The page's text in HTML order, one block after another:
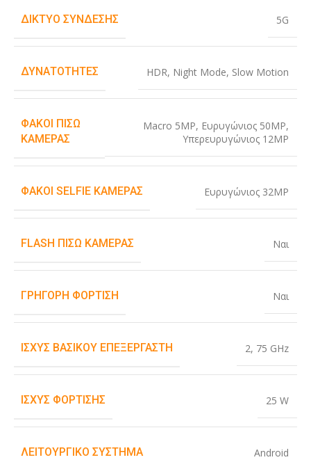
ΔΊΚΤΥΟ ΣΎΝΔΕΣΗΣ 5G
ΔΥΝΑΤΌΤΗΤΕΣ HDR, Night Mode, Slow Motion
ΦΑΚΟΊ ΠΊΣΩ
ΚΆΜΕΡΑΣ
Macro 5MP, Ευρυγώνιος 50MP,
Υπερευρυγώνιος 12MP
ΦΑΚΟΊ SELFIE ΚΆΜΕΡΑΣ Ευρυγώνιος 32MP
FLASH ΠΊΣΩ ΚΆΜΕΡΑΣ Ναι
ΓΡΉΓΟΡΗ ΦΌΡΤΙΣΗ Ναι
ΙΣΧΎΣ ΒΑΣΙΚΟΎ ΕΠΕΞΕΡΓΑΣΤΉ 2, 75 GHz
ΙΣΧΎΣ ΦΌΡΤΙΣΗΣ 25 W
ΛΕΙΤΟΥΡΓΙΚΌ ΣΎΣΤΗΜΑ Android